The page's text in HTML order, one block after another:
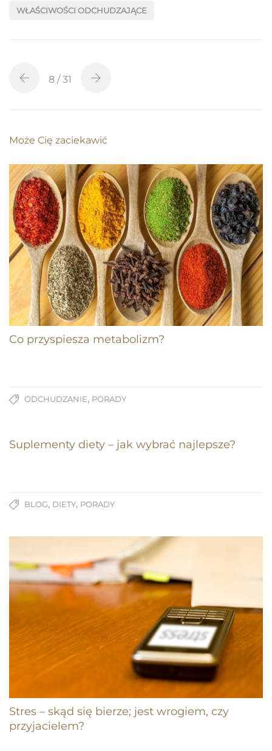
WŁAŚCIWOŚCI ODCHUDZAJĄCE
8 / 31
Może Cię zaciekawić
Co przyspiesza metabolizm?
ODCHUDZANIE, PORADY
Suplementy diety – jak wybrać najlepsze?
BLOG, DIETY, PORADY
Stres – skąd się bierze; jest wrogiem, czy
przyjacielem?